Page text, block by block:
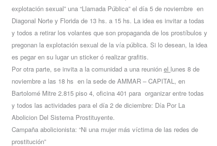
explotación sexual” una “Llamada Pública” el día 5 de noviembre en
Diagonal Norte y Florida de 13 hs. a 15 hs. La idea es invitar a todas
y todos a retirar los volantes que son propaganda de los prostíbulos y
pregonan la explotación sexual de la vía pública. Si lo desean, la idea
es pegar en su lugar un sticker ó realizar grafitis.
Por otra parte, se invita a la comunidad a una reunión el lunes 8 de
noviembre a las 18 hs en la sede de AMMAR – CAPITAL, en
Bartolomé Mitre 2.815 piso 4, oficina 401 para organizar entre todas
y todos las actividades para el día 2 de diciembre: Día Por La
Abolicion Del Sistema Prostituyente.
Campaña abolicionista: “Ni una mujer más víctima de las redes de
prostitución”